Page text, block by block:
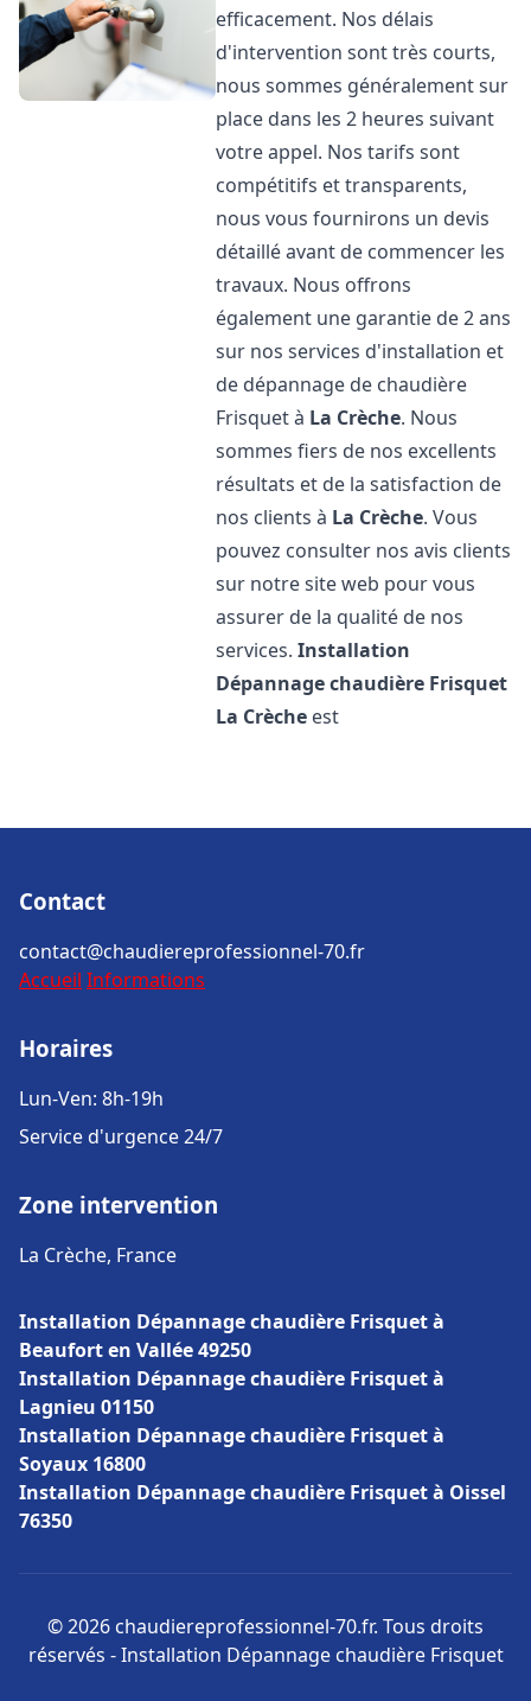
efficacement. Nos délais
d'intervention sont très courts,
nous sommes généralement sur
place dans les 2 heures suivant
votre appel. Nos tarifs sont
compétitifs et transparents,
nous vous fournirons un devis
détaillé avant de commencer les
travaux. Nous offrons
également une garantie de 2 ans
sur nos services d'installation et
de dépannage de chaudière
Frisquet à La Crèche. Nous
sommes fiers de nos excellents
résultats et de la satisfaction de
nos clients à La Crèche. Vous
pouvez consulter nos avis clients
sur notre site web pour vous
assurer de la qualité de nos
services.Installation
Dépannage chaudière Frisquet
La Crèche est
Contact
contact@chaudiereprofessionnel-70.fr
Accueil Informations
Horaires
Lun-Ven: 8h-19h
Service d'urgence 24/7
Zone intervention
La Crèche, France
Installation Dépannage chaudière Frisquet à
Beaufort en Vallée 49250
Installation Dépannage chaudière Frisquet à
Lagnieu 01150
Installation Dépannage chaudière Frisquet à
Soyaux 16800
Installation Dépannage chaudière Frisquet à Oissel
76350
© 2026 chaudiereprofessionnel-70.fr. Tous droits
réservés - Installation Dépannage chaudière Frisquet